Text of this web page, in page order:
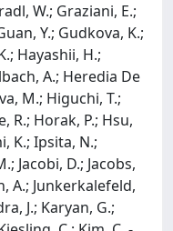
W.; Graziani, E.;
Y.; Gudkova, K.;
Hayashii, H.;
A.; Heredia De
M.; Higuchi, T.;
R.; Horak, P.; Hsu,
K.; Ipsita, N.;
Jacobi, D.; Jacobs,
A.; Junkerkalefeld,
J.; Karyan, G.;